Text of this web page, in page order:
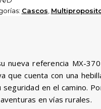
Cascos
nueva referencia MX-
que cuenta con una
seguridad en el camino.
en vías rurales.